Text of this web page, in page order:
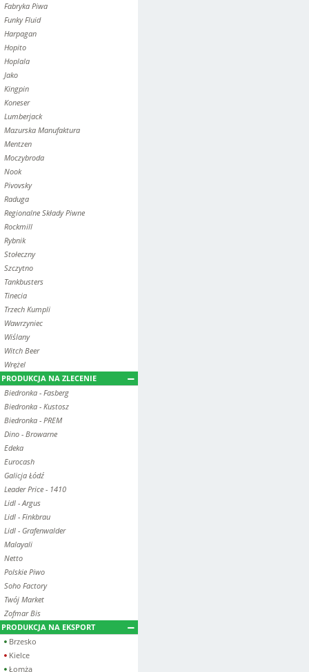
Fabryka Piwa
Funky Fluid
Harpagan
Hopito
Hoplala
Jako
Kingpin
Koneser
Lumberjack
Mazurska Manufaktura
Mentzen
Moczybroda
Nook
Pivovsky
Raduga
Regionalne Składy Piwne
Rockmill
Rybnik
Stołeczny
Szczytno
Tankbusters
Tinecia
Trzech Kumpli
Wawrzyniec
Wiślany
Witch Beer
Wrężel
PRODUKCJA NA ZLECENIE
Biedronka - Fasberg
Biedronka - Kustosz
Biedronka - PREM
Dino - Browarne
Edeka
Eurocash
Galicja Łódź
Leader Price - 1410
Lidl - Argus
Lidl - Finkbrau
Lidl - Grafenwalder
Malayali
Netto
Polskie Piwo
Soho Factory
Twój Market
Zofmar Bis
PRODUKCJA NA EKSPORT
Brzesko
Kielce
Łomża